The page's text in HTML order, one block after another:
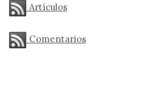
Artículos
Comentarios